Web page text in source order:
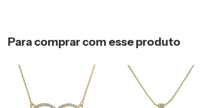
Para comprar com esse produto